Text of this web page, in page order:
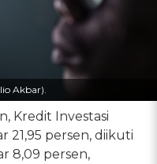
Akbar).
Kredit Investasi
persen, diikuti
8,09 persen,